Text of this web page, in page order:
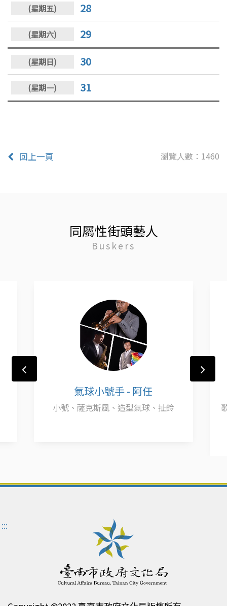
28
29
30
31
回上一頁 瀏覽人數：1460
同屬性街頭藝人
Buskers
氣球小號手 - 阿任
小號、薩克斯風、造型氣球、扯鈴
:::